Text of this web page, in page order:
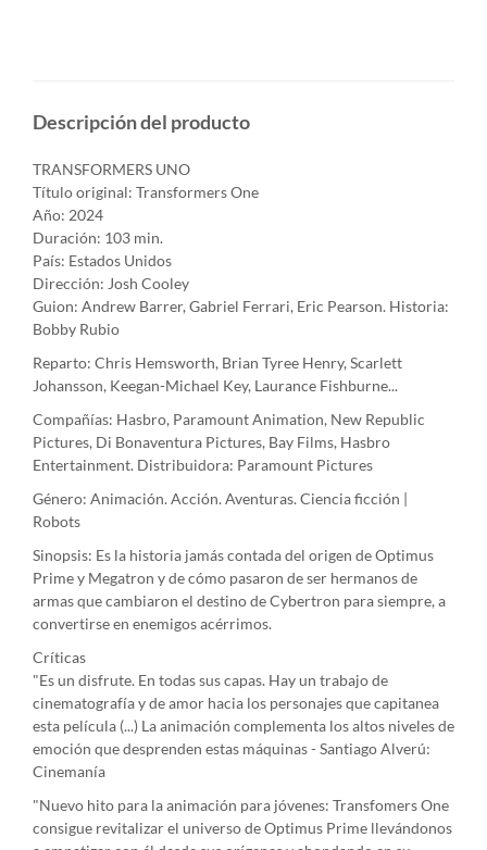
Descripción del producto
TRANSFORMERS UNO
Título original: Transformers One
Año: 2024
Duración: 103 min.
País: Estados Unidos
Dirección: Josh Cooley
Guion: Andrew Barrer, Gabriel Ferrari, Eric Pearson. Historia:
Bobby Rubio
Reparto: Chris Hemsworth, Brian Tyree Henry, Scarlett
Johansson, Keegan-Michael Key, Laurance Fishburne...
Compañías: Hasbro, Paramount Animation, New Republic
Pictures, Di Bonaventura Pictures, Bay Films, Hasbro
Entertainment. Distribuidora: Paramount Pictures
Género: Animación. Acción. Aventuras. Ciencia ficción |
Robots
Sinopsis: Es la historia jamás contada del origen de Optimus
Prime y Megatron y de cómo pasaron de ser hermanos de
armas que cambiaron el destino de Cybertron para siempre, a
convertirse en enemigos acérrimos.
Críticas
"Es un disfrute. En todas sus capas. Hay un trabajo de
cinematografía y de amor hacia los personajes que capitanea
esta película (...) La animación complementa los altos niveles de
emoción que desprenden estas máquinas - Santiago Alverú:
Cinemanía
"Nuevo hito para la animación para jóvenes: Transfomers One
consigue revitalizar el universo de Optimus Prime llevándonos